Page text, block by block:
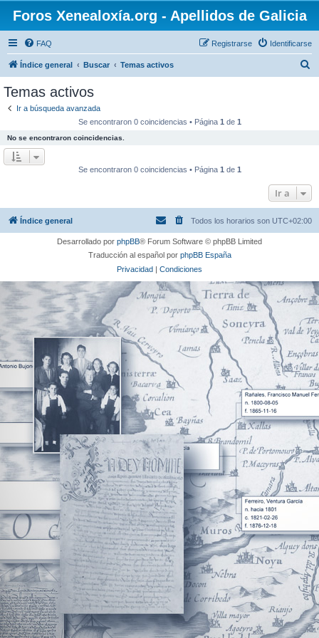
Foros Xenealoxía.org - Apellidos de Galicia
FAQ Identificarse
Registrarse
Índice general Buscar Temas activos
Temas activos
Ir a búsqueda avanzada
Se encontraron 0 coincidencias • Página 1 de 1
No se encontraron coincidencias.
Se encontraron 0 coincidencias • Página 1 de 1
Ir a
Índice general Todos los horarios son UTC+02:00
Desarrollado por phpBB® Forum Software © phpBB Limited
Traducción al español por phpBB España
Privacidad | Condiciones